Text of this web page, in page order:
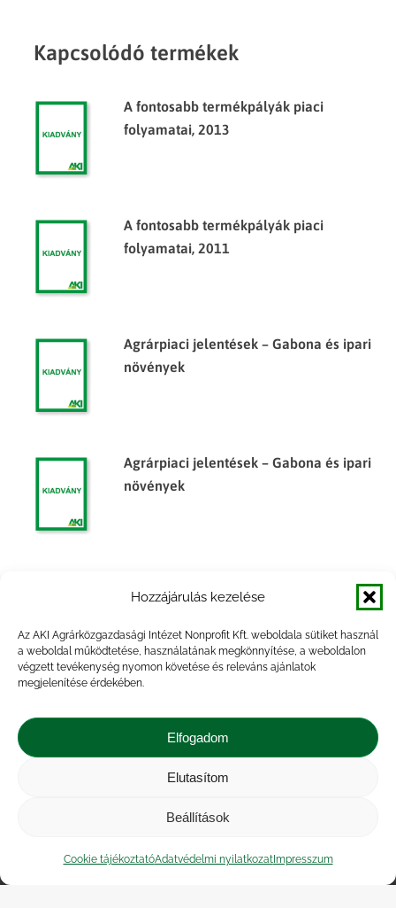
Hozzájárulás kezelése
Az AKI Agrárközgazdasági Intézet Nonprofit Kft. weboldala sütiket használ
a weboldal működtetése, használatának megkönnyítése, a weboldalon
végzett tevékenység nyomon követése és releváns ajánlatok
megjelenítése érdekében.
Elfogadom
Elutasítom
Beállítások
Cookie tájékoztatóAdatvédelmi nyilatkozatImpresszum
Kapcsolódó termékek
A fontosabb termékpályák piaci
folyamatai, 2013
A fontosabb termékpályák piaci
folyamatai, 2011
Agrárpiaci jelentések – Gabona és ipari
növények
Agrárpiaci jelentések – Gabona és ipari
növények
Agrárpiaci jelentések – Gabona és ipari
növények
Közérdekű adatok
| Adatvédelmi nyilatkozat
|